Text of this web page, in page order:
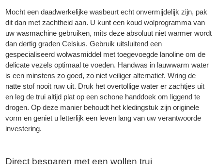
Mocht een daadwerkelijke wasbeurt echt onvermijdelijk zijn, pak
dit dan met zachtheid aan. U kunt een koud wolprogramma van
uw wasmachine gebruiken, mits deze absoluut niet warmer wordt
dan dertig graden Celsius. Gebruik uitsluitend een
gespecialiseerd wolwasmiddel met toegevoegde lanoline om de
delicate vezels optimaal te voeden. Handwas in lauwwarm water
is een minstens zo goed, zo niet veiliger alternatief. Wring de
natte stof nooit ruw uit. Druk het overtollige water er zachtjes uit
en leg de trui altijd plat op een schone handdoek om liggend te
drogen. Op deze manier behoudt het kledingstuk zijn originele
vorm en geniet u letterlijk een leven lang van uw verantwoorde
investering.
Direct besparen met een wollen trui